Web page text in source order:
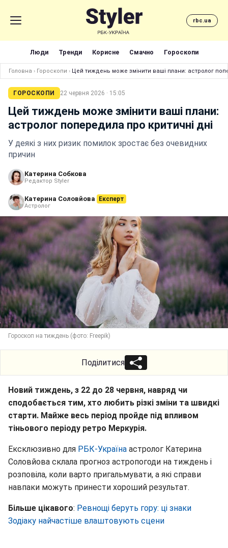
rbc.ua
Люди Тренди Корисне Смачно Гороскопи
Головна › Гороскопи › Цей тиждень може змінити ваші плани: астролог
ГОРОСКОПИ 22 червня 2026 · 15:05
Цей тиждень може змінити ваші плани:
астролог попередила про критичні дні
У деякі з них ризик помилок зростає без очевидних
причин
Катерина Собкова
Редактор Styler
Катерина Соловйова Експерт
Астролог
Гороскоп на тиждень (фото: Freepik)
Поділитися
Новий тиждень, з 22 до 28 червня, навряд чи
сподобається тим, хто любить різкі зміни та швидкі
старти. Майже весь період пройде під впливом
тіньового періоду ретро Меркурія.
Ексклюзивно для РБК-Україна астролог Катерина
Соловйова склала прогноз астропогоди на тиждень і
розповіла, коли варто пригальмувати, а які справи
навпаки можуть принести хороший результат.
Більше цікавого: Ревнощі беруть гору: ці знаки
Зодіаку найчастіше влаштовують сцени